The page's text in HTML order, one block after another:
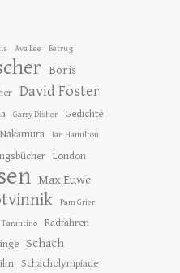
Ava Lee Betrug
Boris
David Foster
Garry Disher
Gedichte
Ian Hamilton
London
Max Euwe
Pam Grier
Tarantino
Radfahren
Schach
Schacholympiade